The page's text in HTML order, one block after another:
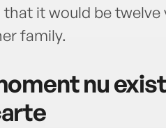
it would be twelve
family.
nu